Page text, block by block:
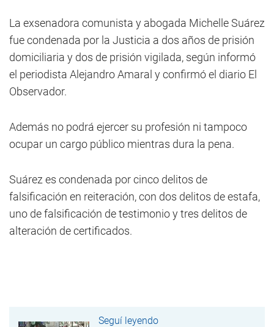
La exsenadora comunista y abogada Michelle Suárez
fue condenada por la Justicia a dos años de prisión
domiciliaria y dos de prisión vigilada, según informó
el periodista Alejandro Amaral y confirmó el diario El
Observador.
Además no podrá ejercer su profesión ni tampoco
ocupar un cargo público mientras dura la pena.
Suárez es condenada por cinco delitos de
falsificación en reiteración, con dos delitos de estafa,
uno de falsificación de testimonio y tres delitos de
alteración de certificados.
Seguí leyendo